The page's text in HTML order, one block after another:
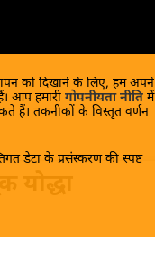
को दिखाने के लिए, हम अपने
आप हमारी गोपनीयता नीति में
हैं। तकनीकों के विस्तृत वर्णन
डेटा के प्रसंस्करण की स्पष्ट